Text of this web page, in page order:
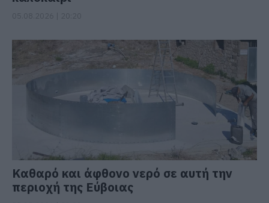
Καθαρό και άφθονο νερό σε αυτή την
περιοχή της Εύβοιας